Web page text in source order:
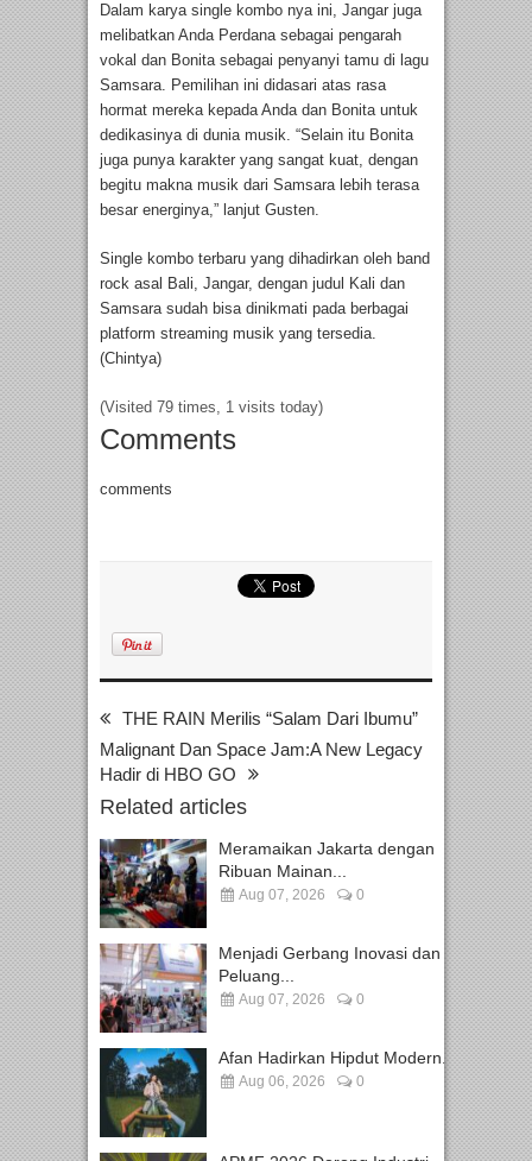
Dalam karya single kombo nya ini, Jangar juga
melibatkan Anda Perdana sebagai pengarah
vokal dan Bonita sebagai penyanyi tamu di lagu
Samsara. Pemilihan ini didasari atas rasa
hormat mereka kepada Anda dan Bonita untuk
dedikasinya di dunia musik. “Selain itu Bonita
juga punya karakter yang sangat kuat, dengan
begitu makna musik dari Samsara lebih terasa
besar energinya,” lanjut Gusten.
Single kombo terbaru yang dihadirkan oleh band
rock asal Bali, Jangar, dengan judul Kali dan
Samsara sudah bisa dinikmati pada berbagai
platform streaming musik yang tersedia.
(Chintya)
(Visited 79 times, 1 visits today)
Comments
comments
THE RAIN Merilis “Salam Dari Ibumu”
Malignant Dan Space Jam:A New Legacy
Hadir di HBO GO
Related articles
Meramaikan Jakarta dengan
Ribuan Mainan...
Aug 07, 2026 0
Menjadi Gerbang Inovasi dan
Peluang...
Aug 07, 2026 0
Afan Hadirkan Hipdut Modern...
Aug 06, 2026 0